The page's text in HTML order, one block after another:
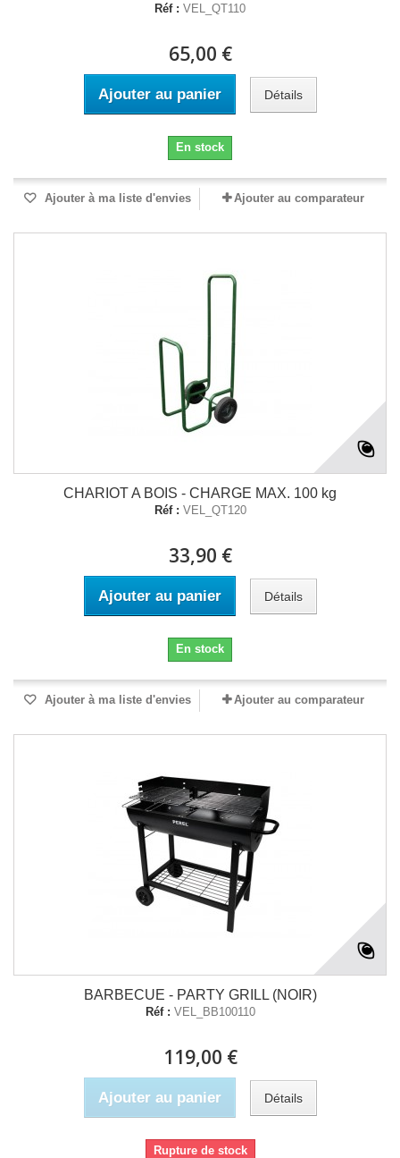
Réf : VEL_QT110
65,00 €
Ajouter au panier Détails
En stock
Ajouter à ma liste d'envies Ajouter au comparateur
CHARIOT A BOIS - CHARGE MAX. 100 kg
Réf : VEL_QT120
33,90 €
Ajouter au panier Détails
En stock
Ajouter à ma liste d'envies Ajouter au comparateur
BARBECUE - PARTY GRILL (NOIR)
Réf : VEL_BB100110
119,00 €
Ajouter au panier Détails
Rupture de stock